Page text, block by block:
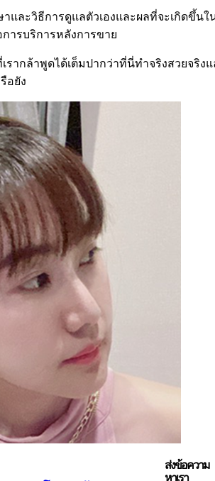
และวิธีการดูแลตัวเองและผลที่จะเกิดขึ้นใ
ารบริการหลังการขาย
รากล้าพูดได้เต็มปากว่าที่นี่ทำจริงสวยจริง
อยัง
ส่งข้อความ
หาเรา